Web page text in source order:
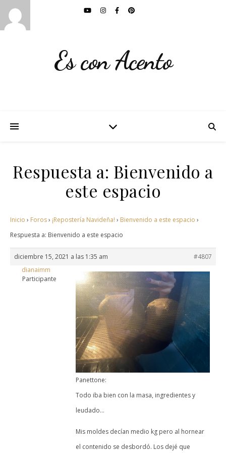
Es con Acento
Respuesta a: Bienvenido a
este espacio
Inicio › Foros› ¡Repostería Navideña! › Bienvenido a este espacio ›
Respuesta a: Bienvenido a este espacio
diciembre 15, 2021 a las 1:35 am
#4807
dianaimm
Participante
Panettone:
Todo iba bien con la masa, ingredientes y
leudado…
Mis moldes decían medio kg pero al hornear
el contenido se desbordó. Los dejé que